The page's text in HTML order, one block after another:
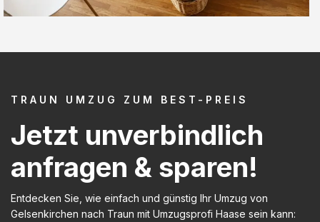
TRAUN UMZUG ZUM BEST-PREIS
Jetzt unverbindlich
anfragen & sparen!
Entdecken Sie, wie einfach und günstig Ihr Umzug von
Gelsenkirchen nach Traun mit Umzugsprofi Haase sein kann: